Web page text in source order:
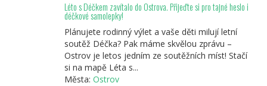
Léto s Déčkem zavítalo do Ostrova. Přijeďte si pro tajné heslo i
déčkové samolepky!
Plánujete rodinný výlet a vaše děti milují letní
soutěž Déčka? Pak máme skvělou zprávu –
Ostrov je letos jedním ze soutěžních míst! Stačí
si na mapě Léta s...
Města: Ostrov